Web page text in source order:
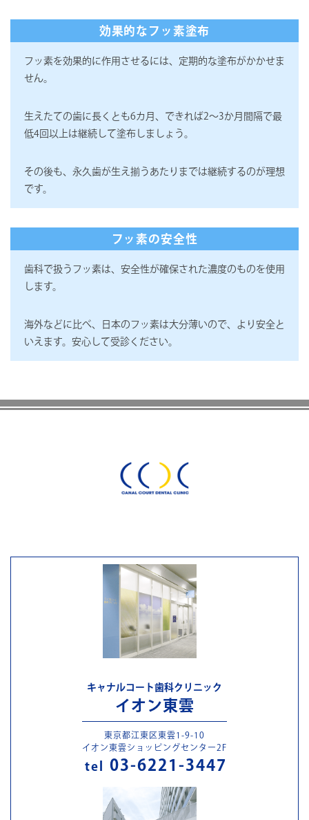
効果的なフッ素塗布
フッ素を効果的に作用させるには、定期的な塗布がかかせま
せん。
生えたての歯に長くとも6カ月、できれば2～3か月間隔で最
低4回以上は継続して塗布しましょう。
その後も、永久歯が生え揃うあたりまでは継続するのが理想
です。
フッ素の安全性
歯科で扱うフッ素は、安全性が確保された濃度のものを使用
します。
海外などに比べ、日本のフッ素は大分薄いので、より安全と
いえます。安心して受診ください。
キャナルコート歯科クリニック
イオン東雲
東京都江東区東雲1-9-10
イオン東雲ショッピングセンター2F
tel 03-6221-3447